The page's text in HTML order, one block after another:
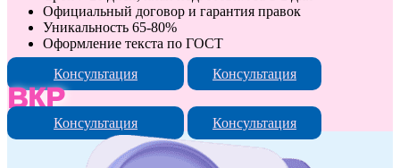
Официальный договор и гарантия правок
Уникальность 65-80%
Оформление текста по ГОСТ
Консультация
Консультация
ВКР
Консультация Консультация